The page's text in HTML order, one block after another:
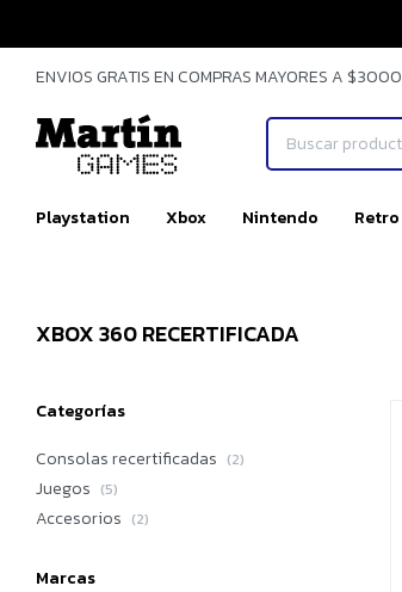
Playstation Xbox Nintendo Retro
ENVIOS GRATIS EN COMPRAS MAYORES A $3000
XBOX 360 RECERTIFICADA
Categorías
Consolas recertificadas (2)
Juegos (5)
Accesorios (2)
Marcas